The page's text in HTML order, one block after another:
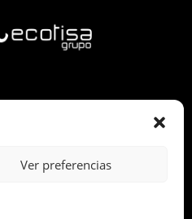
Ver preferencias